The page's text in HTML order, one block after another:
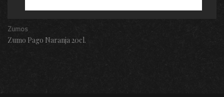
Zumos
Zumo Pago Naranja 20cl.